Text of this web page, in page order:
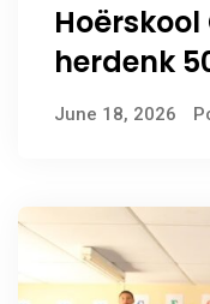
herdenk
Soweto-
June 18, 2026